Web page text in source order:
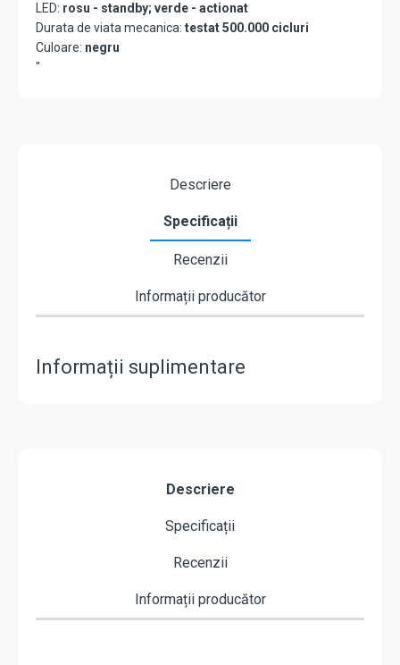
LED: rosu - standby; verde - actionat
Durata de viata mecanica: testat 500.000 cicluri
Culoare: negru
"
Descriere
Specificații
Recenzii
Informații producător
Informații suplimentare
Descriere
Specificații
Recenzii
Informații producător